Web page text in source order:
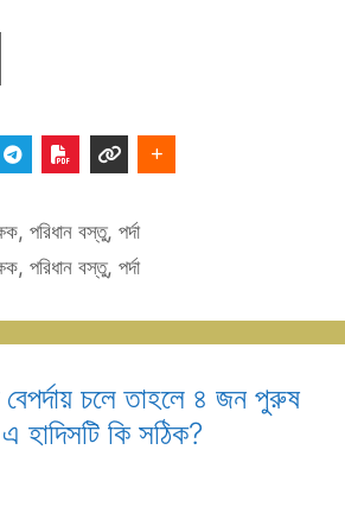
,পরিধান বস্তু,পর্দা
,পরিধান বস্তু,পর্দা
চলে তাহলে ৪ জন পুরুষ
এ হাদিসটি কি সঠিক?